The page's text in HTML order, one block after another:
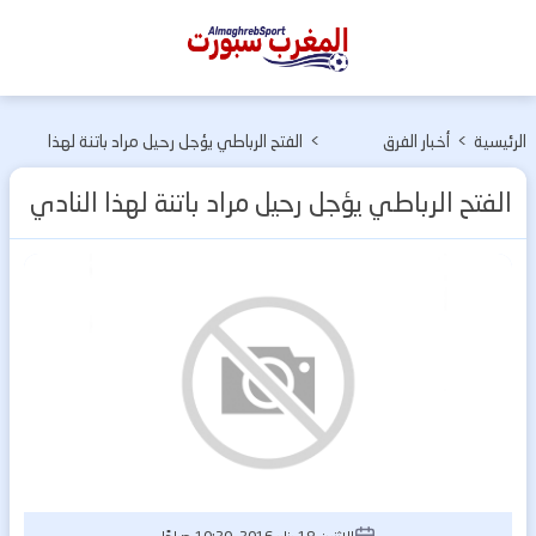
المغرب
الرئيسية > أخبار الفرق
> الفتح الرباطي يؤجل رحيل مراد باتنة لهذا
الفتح الرباطي يؤجل رحيل مراد باتنة لهذا النادي